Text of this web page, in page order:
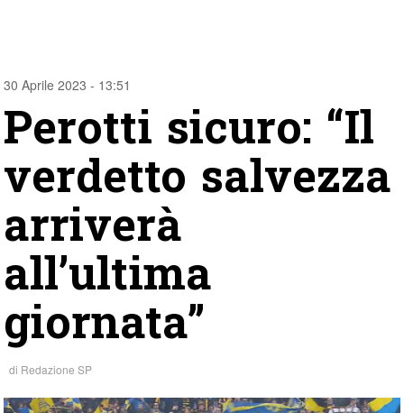
30 Aprile 2023 - 13:51
Perotti sicuro: “Il
verdetto salvezza
arriverà
all’ultima
giornata”
di Redazione SP